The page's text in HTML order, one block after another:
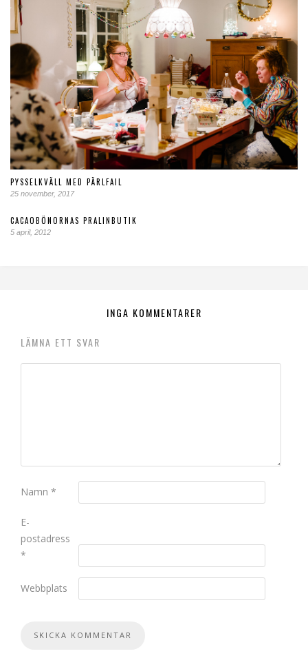
PYSSELKVÄLL MED PÄRLFAIL
25 november, 2017
CACAOBÖNORNAS PRALINBUTIK
5 april, 2012
INGA KOMMENTARER
LÄMNA ETT SVAR
Namn *
E-
postadress
*
Webbplats